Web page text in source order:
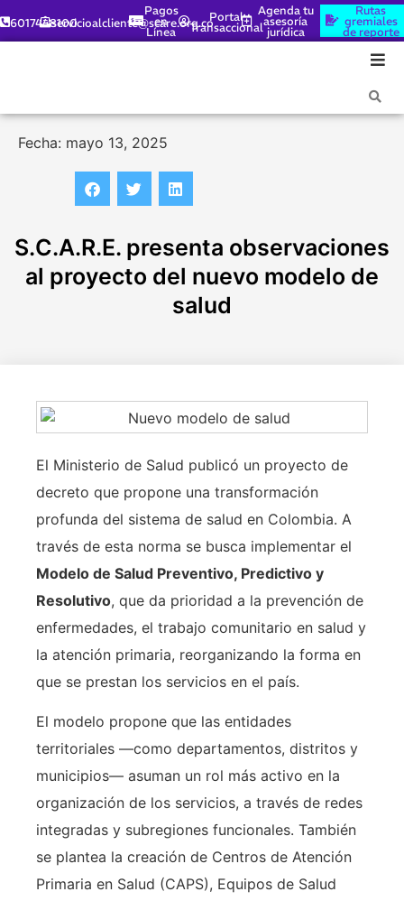
6017448100servicioalcliente@scare.org.co
Pagos
en
Línea
Portal
Transaccional
Agenda tu
asesoría
jurídica
Rutas
gremiales
de reporte
Fecha: mayo 13, 2025
S.C.A.R.E. presenta observaciones
al proyecto del nuevo modelo de
salud
El Ministerio de Salud publicó un proyecto de
decreto que propone una transformación
profunda del sistema de salud en Colombia. A
través de esta norma se busca implementar el
Modelo de Salud Preventivo, Predictivo y
Resolutivo, que da prioridad a la prevención de
enfermedades, el trabajo comunitario en salud y
la atención primaria, reorganizando la forma en
que se prestan los servicios en el país.
El modelo propone que las entidades
territoriales —como departamentos, distritos y
municipios— asuman un rol más activo en la
organización de los servicios, a través de redes
integradas y subregiones funcionales. También
se plantea la creación de Centros de Atención
Primaria en Salud (CAPS), Equipos de Salud